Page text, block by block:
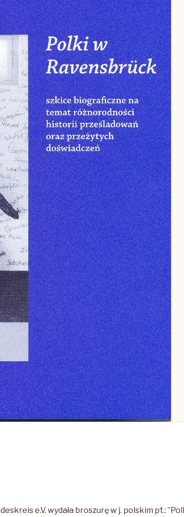
e.V. wydała broszurę w j. polskim pt.: